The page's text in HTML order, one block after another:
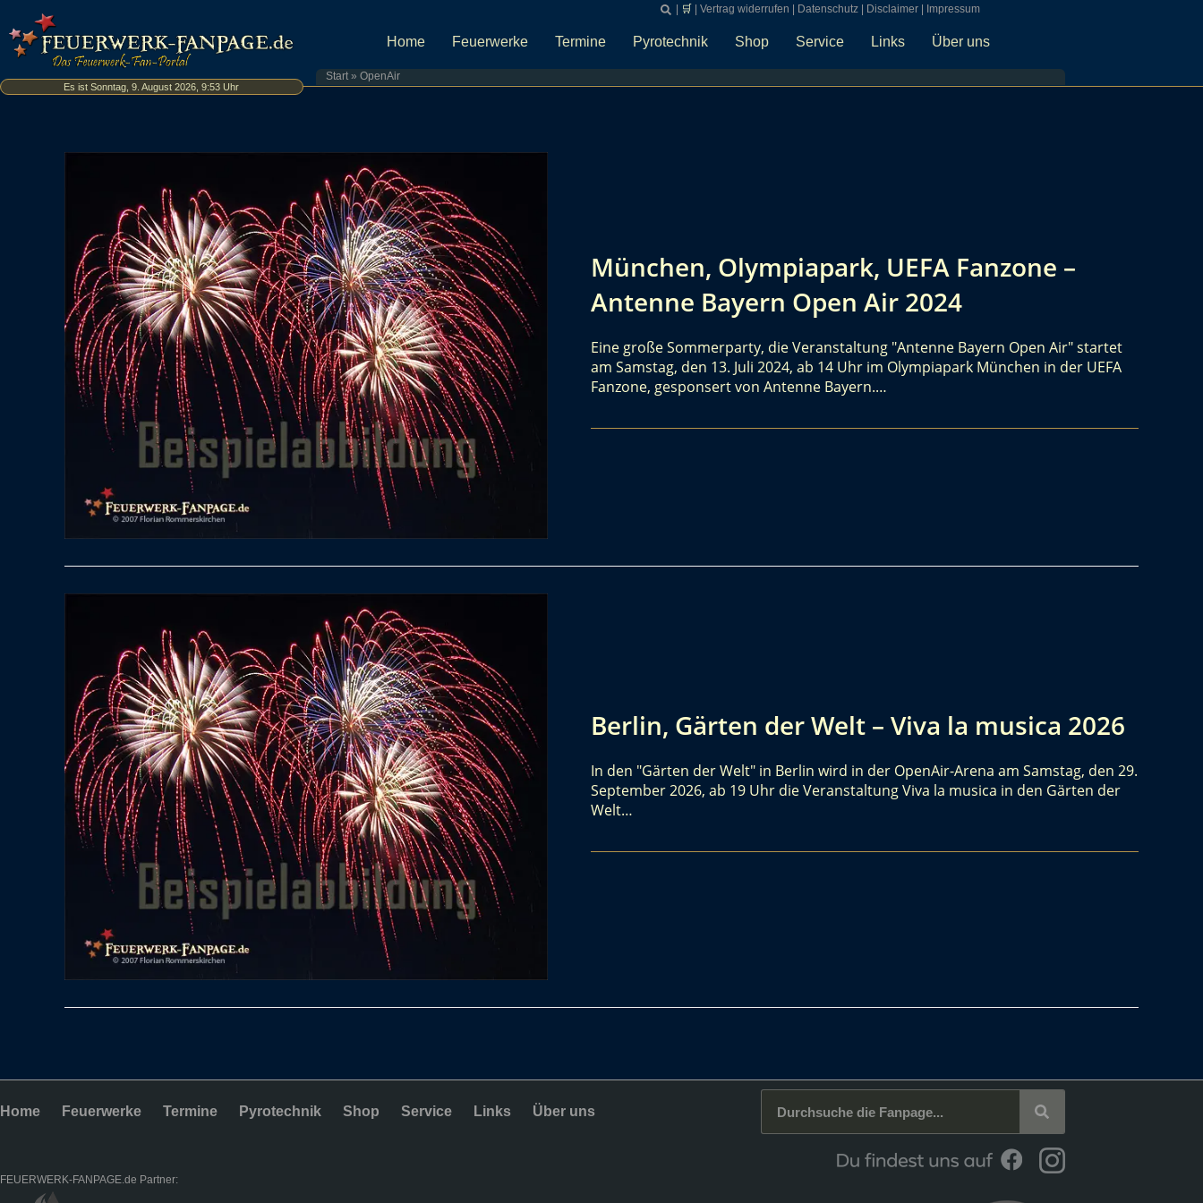
Es ist Sonntag, 9. August 2026, 9:53 Uhr
🛒 |Vertrag widerrufen Datenschutz Disclaimer Impressum
Home Feuerwerke Termine Pyrotechnik Shop Service Links Über uns
Start» OpenAir
München, Olympiapark, UEFA Fanzone –
Antenne Bayern Open Air 2024
Eine große Sommerparty, die Veranstaltung "Antenne Bayern Open Air" startet
am Samstag, den 13. Juli 2024, ab 14 Uhr im Olympiapark München in der UEFA
Fanzone, gesponsert von Antenne Bayern.…
Berlin, Gärten der Welt – Viva la musica 2026
In den "Gärten der Welt" in Berlin wird in der OpenAir-Arena am Samstag, den 29.
September 2026, ab 19 Uhr die Veranstaltung Viva la musica in den Gärten der
Welt…
Home Feuerwerke Termine Pyrotechnik Shop Service Links Über uns
FEUERWERK-FANPAGE.de Partner: